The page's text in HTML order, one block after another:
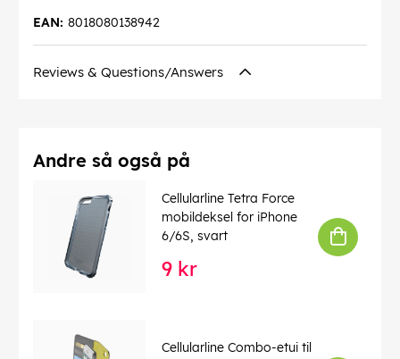
8018080138942
EAN:
Reviews & Questions/Answers
Andre så også på
Cellularline Tetra Force
mobildeksel for iPhone
6/6S, svart
9 kr
Cellularline Combo-etui til